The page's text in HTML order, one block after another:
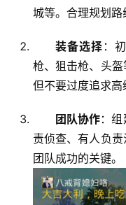
城等。合理规划路
装备选择 ：
枪、狙击枪、头盔
但不要过度追求高
团队协作：
责侦查、有人负
团队成功的关键。